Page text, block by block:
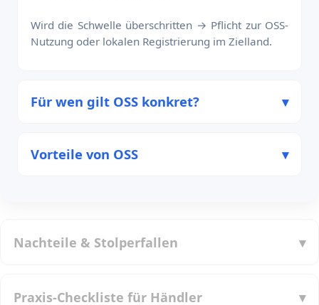
Wird die Schwelle überschritten → Pflicht zur OSS-
Nutzung oder lokalen Registrierung im Zielland.
Für wen gilt OSS konkret?
Vorteile von OSS
Nachteile & Stolperfallen
Praxis-Checkliste für Händler